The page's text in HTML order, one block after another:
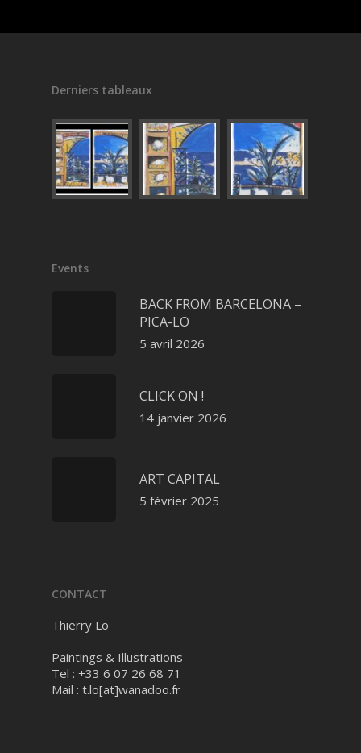
Derniers tableaux
Events
BACK FROM BARCELONA –
PICA-LO
5 avril 2026
CLICK ON !
14 janvier 2026
ART CAPITAL
5 février 2025
CONTACT
Thierry Lo
Paintings & Illustrations
Tel : +33 6 07 26 68 71
Mail : t.lo[at]wanadoo.fr